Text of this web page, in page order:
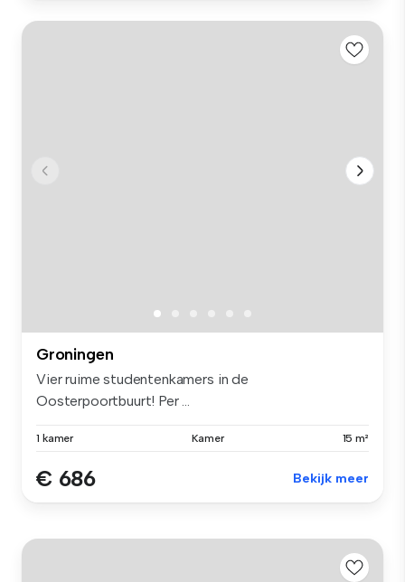
Groningen
Vier ruime studentenkamers in de
Oosterpoortbuurt! Per ...
1 kamer Kamer 15 m²
€ 686 Bekijk meer